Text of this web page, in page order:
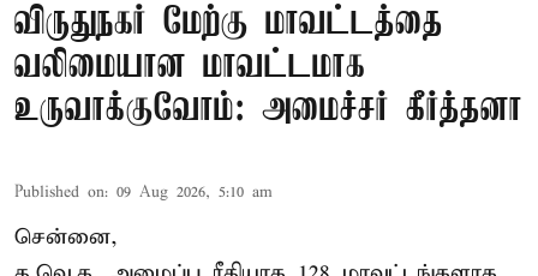
விருதுநகர் மேற்கு மாவட்டத்தை
வலிமையான மாவட்டமாக
உருவாக்குவோம்: அமைச்சர் கீர்த்தனா
Published on: 09 Aug 2026, 5:10 am
சென்னை,